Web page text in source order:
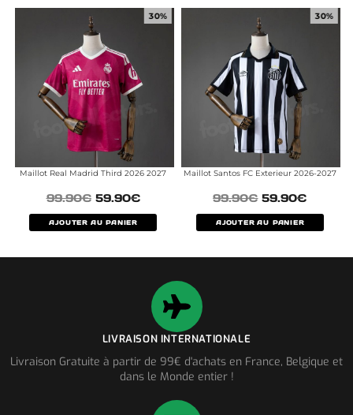
30%
Maillot Real Madrid Third 2026 2027
99.90€ 59.90€
AJOUTER AU PANIER
30%
Maillot Santos FC Exterieur 2026-2027
99.90€ 59.90€
AJOUTER AU PANIER
LIVRAISON INTERNATIONALE
Livraison Gratuite à partir de 99€ d'achats en France, Belgique et
dans le Monde entier !